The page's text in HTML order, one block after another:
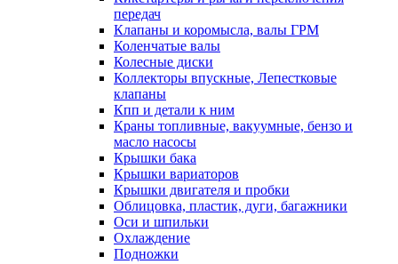
передач
Клапаны и коромысла, валы ГРМ
Коленчатые валы
Колесные диски
Коллекторы впускные, Лепестковые
клапаны
Кпп и детали к ним
Краны топливные, вакуумные, бензо и
масло насосы
Крышки бака
Крышки вариаторов
Крышки двигателя и пробки
Облицовка, пластик, дуги, багажники
Оси и шпильки
Охлаждение
Подножки